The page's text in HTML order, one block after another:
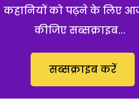
कहानियों को पढ़ने के लिए
कीजिए सब्सक्राइब...
सब्सक्राइब करें